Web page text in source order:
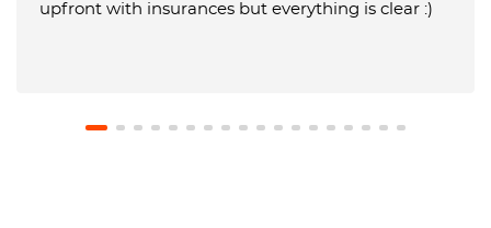
upfront with insurances but everything is clear :)